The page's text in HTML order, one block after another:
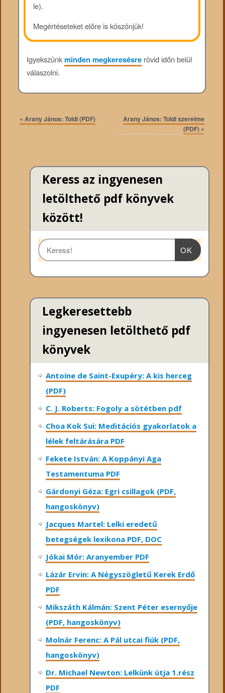
le).
Megértéseteket előre is köszönjük!
Igyekszünkminden megkeresésrerövid időn belül
válaszolni.
« Arany János: Toldi (PDF)
Arany János: Toldi szerelme
(PDF) »
Keress az ingyenesen
letölthető pdf könyvek
között!
OK
Legkeresettebb
ingyenesen letölthető pdf
könyvek
Antoine de Saint-Exupéry: A kis herceg
(PDF)
C. J. Roberts: Fogoly a sötétben pdf
Choa Kok Sui: Meditációs gyakorlatok a
lélek feltárására PDF
Fekete István: A Koppányi Aga
Testamentuma PDF
Gárdonyi Géza: Egri csillagok (PDF,
hangoskönyv)
Jacques Martel: Lelki eredetű
betegségek lexikona PDF, DOC
Jókai Mór: Aranyember PDF
Lázár Ervin: A Négyszögletű Kerek Erdő
PDF
Mikszáth Kálmán: Szent Péter esernyője
(PDF, hangoskönyv)
Molnár Ferenc: A Pál utcai fiúk (PDF,
hangoskönyv)
Dr. Michael Newton: Lelkünk útja 1.rész
PDF